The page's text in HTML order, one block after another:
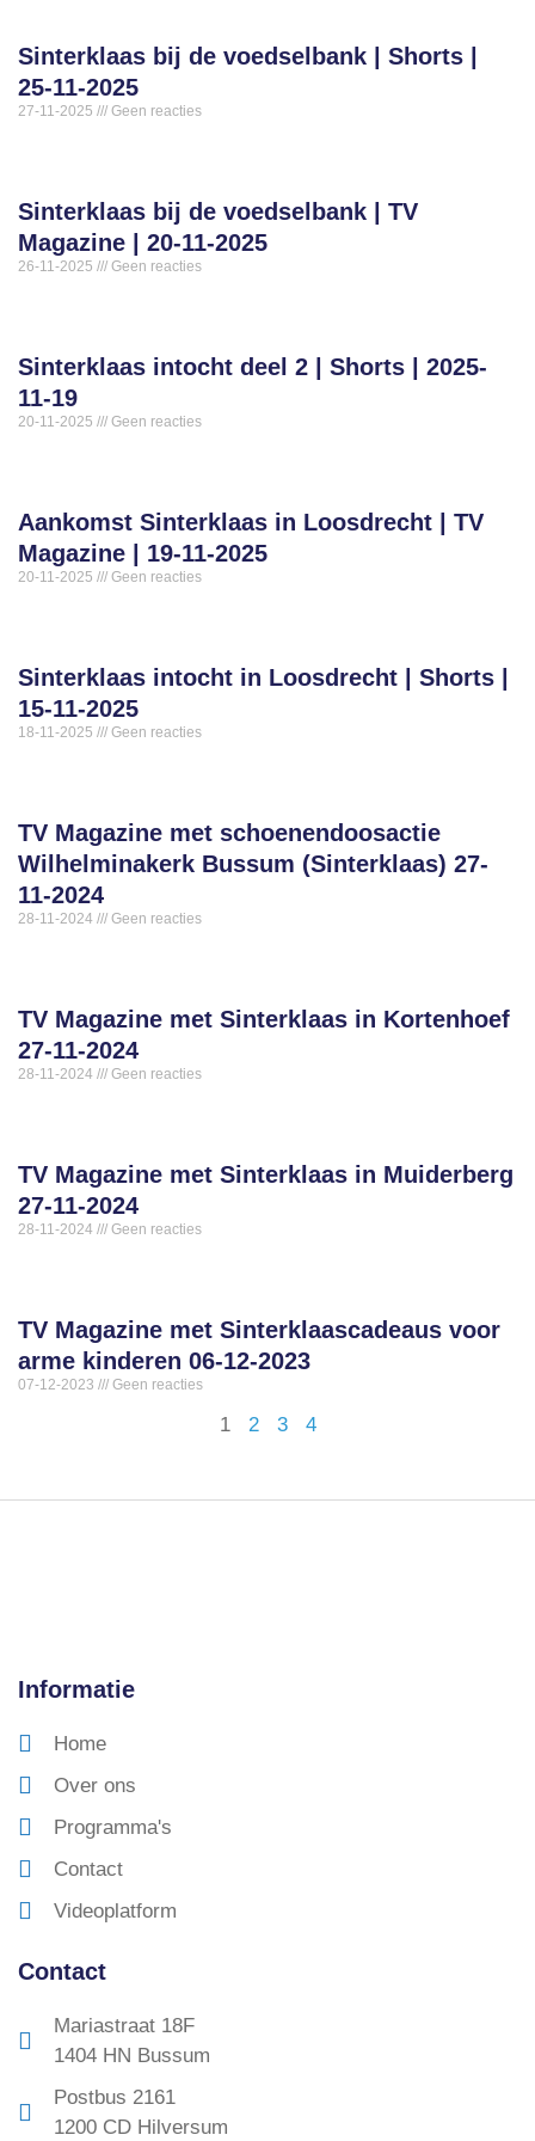
Sinterklaas bij de voedselbank | Shorts |
25-11-2025
27-11-2025 Geen reacties
Sinterklaas bij de voedselbank | TV
Magazine | 20-11-2025
26-11-2025 Geen reacties
Sinterklaas intocht deel 2 | Shorts | 2025-
11-19
20-11-2025 Geen reacties
Aankomst Sinterklaas in Loosdrecht | TV
Magazine | 19-11-2025
20-11-2025 Geen reacties
Sinterklaas intocht in Loosdrecht | Shorts |
15-11-2025
18-11-2025 Geen reacties
TV Magazine met schoenendoosactie
Wilhelminakerk Bussum (Sinterklaas) 27-
11-2024
28-11-2024 Geen reacties
TV Magazine met Sinterklaas in Kortenhoef
27-11-2024
28-11-2024 Geen reacties
TV Magazine met Sinterklaas in Muiderberg
27-11-2024
28-11-2024 Geen reacties
TV Magazine met Sinterklaascadeaus voor
arme kinderen 06-12-2023
07-12-2023 Geen reacties
1 2 3 4
Informatie
Home
Over ons
Programma's
Contact
Videoplatform
Contact
Mariastraat 18F
1404 HN Bussum
Postbus 2161
1200 CD Hilversum